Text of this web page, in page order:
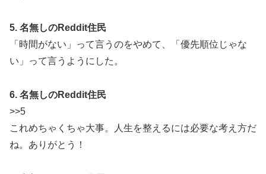
5. 名無しのReddit住民
「時間がない」って言うのをやめて、「優先順位じゃな
い」って言うようにした。
6. 名無しのReddit住民
>>5
これめちゃくちゃ大事。人生を整えるには必要な考え方だ
ね。ありがとう！